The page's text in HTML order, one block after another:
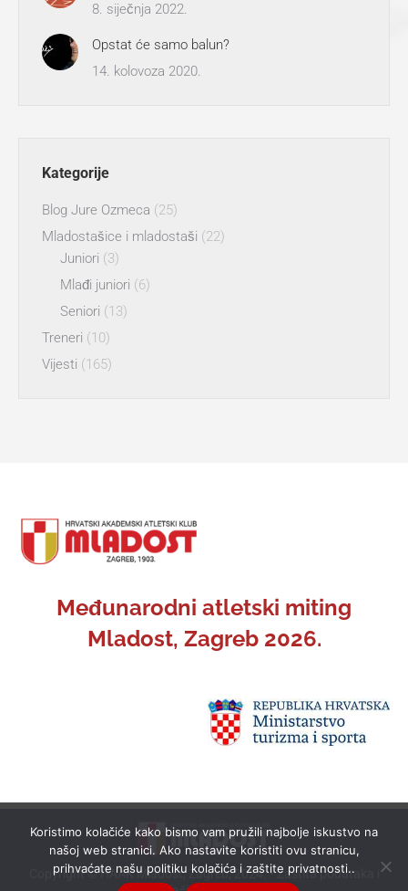
8. siječnja 2022.
Opstat će samo balun?
14. kolovoza 2020.
Kategorije
Blog Jure Ozmeca (25)
Mladostašice i mladostaši (22)
Juniori (3)
Mlađi juniori (6)
Seniori (13)
Treneri (10)
Vijesti (165)
Međunarodni atletski miting
Mladost, Zagreb 2026.
Copyright © HAAK Mladost, Zagreb, 2024. •Zaštita podataka i
Koristimo kolačiće kako bismo vam pružili najbolje iskustvo na
našoj web stranici. Ako nastavite koristiti ovu stranicu,
prihvaćate našu politiku kolačića i zaštite privatnosti..